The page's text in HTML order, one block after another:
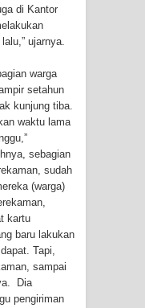
Papua, Bumi
Timur
Provinsi
Di
Nabire, BMKG
di Kantor
ujarnya.
warga
setahun
kunjung tiba.
waktu lama
sebagian
sudah
(warga)
kartu
baru lakukan
Tapi,
sampai
Dia
pengiriman